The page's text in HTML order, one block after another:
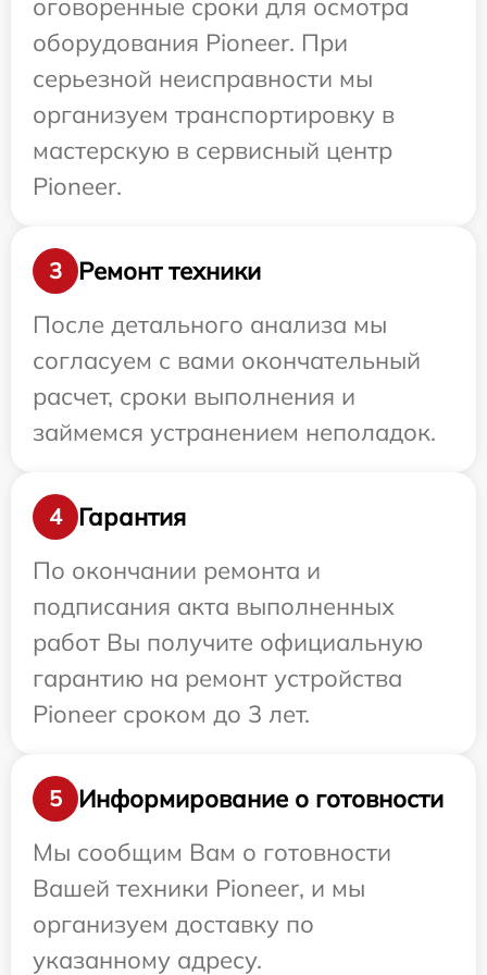
оговоренные сроки для осмотра
оборудования Pioneer. При
серьезной неисправности мы
организуем транспортировку в
мастерскую в сервисный центр
Pioneer.
3
Ремонт техники
После детального анализа мы
согласуем с вами окончательный
расчет, сроки выполнения и
займемся устранением неполадок.
4
Гарантия
По окончании ремонта и
подписания акта выполненных
работ Вы получите официальную
гарантию на ремонт устройства
Pioneer сроком до 3 лет.
5
Информирование о готовности
Мы сообщим Вам о готовности
Вашей техники Pioneer, и мы
организуем доставку по
указанному адресу.